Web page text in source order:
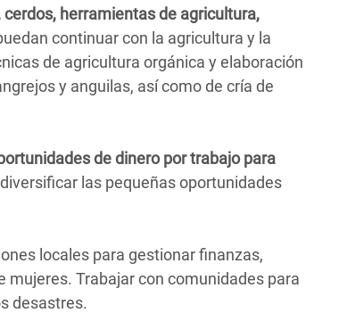
herramientas de agricultura,
continuar con la agricultura y la
de agricultura orgánica y elaboración
y anguilas, así como de cría de
de dinero por trabajo para
las pequeñas oportunidades
locales para gestionar finanzas,
Trabajar con comunidades para
desastres.